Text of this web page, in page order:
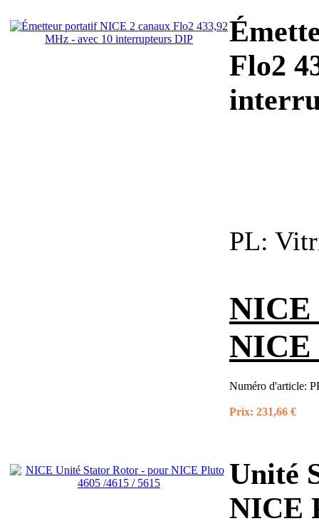
Flo2
PL:
NICE
NICE
Numéro d'article:
Prix: 231,66 €
Unité
NICE